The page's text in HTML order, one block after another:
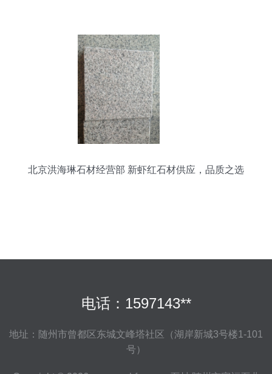
北京洪海琳石材经营部 新虾红石材供应，品质之选
电话：1597143**
地址：随州市曾都区东城文峰塔社区（湖岸新城3号楼1-101
号）